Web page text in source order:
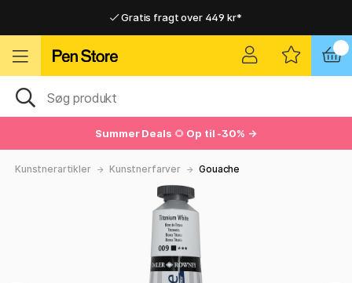
Gratis fragt over 449 kr*
Hurtigt til dør eller pakkeshop
Hurtigt til dør eller pakkeshop
Summer Deals 🌻 Op til -30% →
Kunstnerartikler Kunstnerfarver Gouache